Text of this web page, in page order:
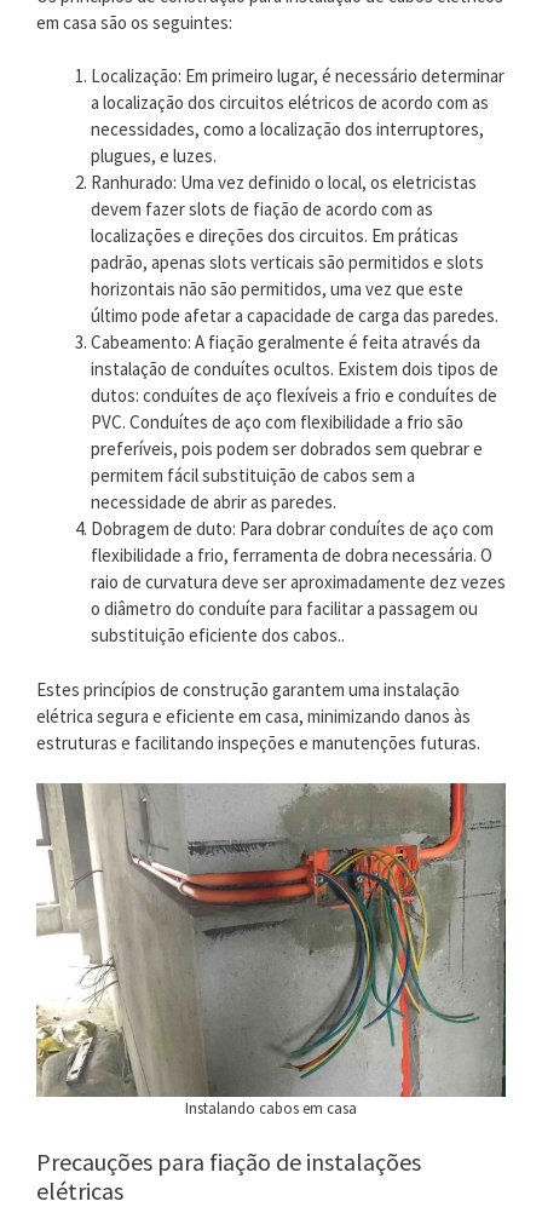
em casa são os seguintes:
Localização: Em primeiro lugar, é necessário determinar
a localização dos circuitos elétricos de acordo com as
necessidades, como a localização dos interruptores,
plugues, e luzes.
Ranhurado: Uma vez definido o local, os eletricistas
devem fazer slots de fiação de acordo com as
localizações e direções dos circuitos. Em práticas
padrão, apenas slots verticais são permitidos e slots
horizontais não são permitidos, uma vez que este
último pode afetar a capacidade de carga das paredes.
Cabeamento: A fiação geralmente é feita através da
instalação de conduítes ocultos. Existem dois tipos de
dutos: conduítes de aço flexíveis a frio e conduítes de
PVC. Conduítes de aço com flexibilidade a frio são
preferíveis, pois podem ser dobrados sem quebrar e
permitem fácil substituição de cabos sem a
necessidade de abrir as paredes.
Dobragem de duto: Para dobrar conduítes de aço com
flexibilidade a frio, ferramenta de dobra necessária. O
raio de curvatura deve ser aproximadamente dez vezes
o diâmetro do conduíte para facilitar a passagem ou
substituição eficiente dos cabos..
Estes princípios de construção garantem uma instalação
elétrica segura e eficiente em casa, minimizando danos às
estruturas e facilitando inspeções e manutenções futuras.
Instalando cabos em casa
Precauções para fiação de instalações
elétricas